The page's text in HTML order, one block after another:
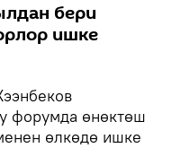
бери
ишке
форумда өнөктөш
өлкөдө ишке